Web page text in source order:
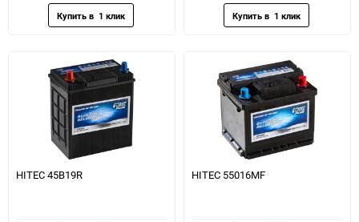
HITEC 45B19R HITEC 55016MF